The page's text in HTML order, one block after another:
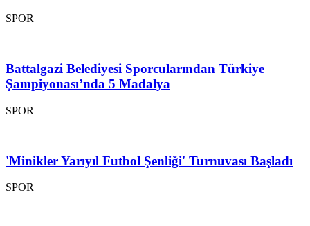
SPOR
Battalgazi Belediyesi Sporcularından Türkiye
Şampiyonası’nda 5 Madalya
SPOR
'Minikler Yarıyıl Futbol Şenliği' Turnuvası Başladı
SPOR